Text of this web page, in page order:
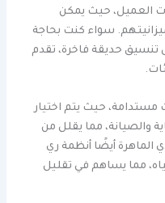
العميل، حيث يمكن
سواء كنت بحاجة
تنسيق حديقة فاخرة، تقدم
حيث يتم اختيار
والصيانة، مما يقلل من
الماهرة أيضًا أنظمة ري
مما يساهم في تقليل